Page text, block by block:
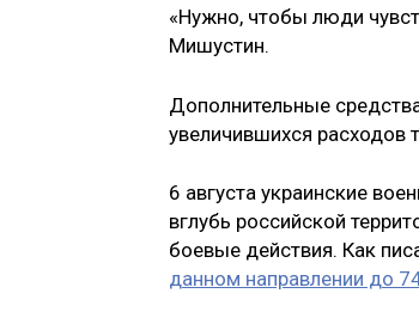
«Нужно, чтобы люди
Мишустин.
Дополнительные
увеличившихся расходов
6 августа украинские
вглубь российской
боевые действия. Как
данном направлении до